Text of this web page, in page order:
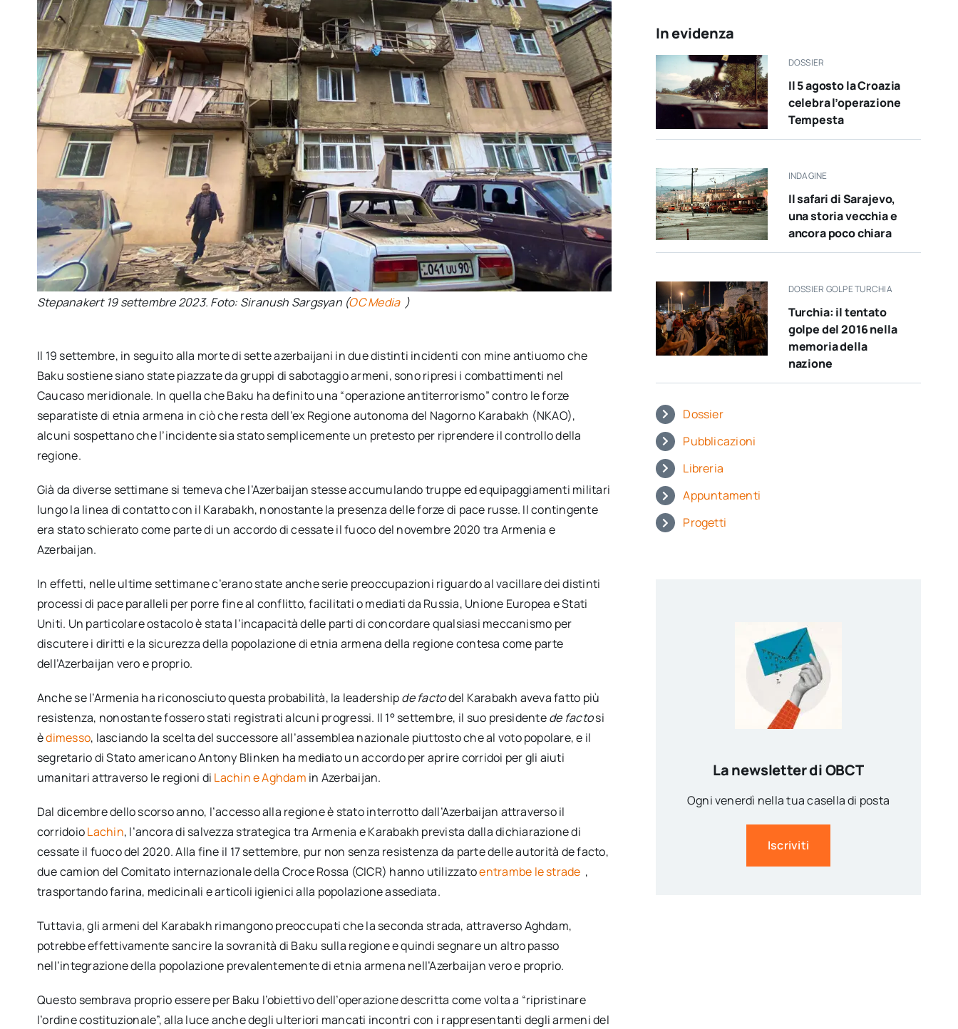
Stepanakert 19 settembre 2023. Foto: Siranush Sargsyan (OC Media )
Il 19 settembre, in seguito alla morte di sette azerbaijani in due distinti incidenti con mine antiuomo che
Baku sostiene siano state piazzate da gruppi di sabotaggio armeni, sono ripresi i combattimenti nel
Caucaso meridionale. In quella che Baku ha definito una “operazione antiterrorismo” contro le forze
separatiste di etnia armena in ciò che resta dell’ex Regione autonoma del Nagorno Karabakh (NKAO),
alcuni sospettano che l’incidente sia stato semplicemente un pretesto per riprendere il controllo della
regione.
Già da diverse settimane si temeva che l’Azerbaijan stesse accumulando truppe ed equipaggiamenti militari
lungo la linea di contatto con il Karabakh, nonostante la presenza delle forze di pace russe. Il contingente
era stato schierato come parte di un accordo di cessate il fuoco del novembre 2020 tra Armenia e
Azerbaijan.
In effetti, nelle ultime settimane c’erano state anche serie preoccupazioni riguardo al vacillare dei distinti
processi di pace paralleli per porre fine al conflitto, facilitati o mediati da Russia, Unione Europea e Stati
Uniti. Un particolare ostacolo è stata l’incapacità delle parti di concordare qualsiasi meccanismo per
discutere i diritti e la sicurezza della popolazione di etnia armena della regione contesa come parte
dell’Azerbaijan vero e proprio.
Anche se l’Armenia ha riconosciuto questa probabilità, la leadershipde factodel Karabakh aveva fatto più
resistenza, nonostante fossero stati registrati alcuni progressi. Il 1° settembre, il suo presidentede factosi
èdimesso, lasciando la scelta del successore all’assemblea nazionale piuttosto che al voto popolare, e il
segretario di Stato americano Antony Blinken ha mediato un accordo per aprire corridoi per gli aiuti
umanitari attraverso le regioni di Lachin e Aghdam in Azerbaijan.
Dal dicembre dello scorso anno, l’accesso alla regione è stato interrotto dall’Azerbaijan attraverso il
corridoioLachin, l’ancora di salvezza strategica tra Armenia e Karabakh prevista dalla dichiarazione di
cessate il fuoco del 2020. Alla fine il 17 settembre, pur non senza resistenza da parte delle autorità de facto,
due camion del Comitato internazionale della Croce Rossa (CICR) hanno utilizzatoentrambe le strade ,
trasportando farina, medicinali e articoli igienici alla popolazione assediata.
Tuttavia, gli armeni del Karabakh rimangono preoccupati che la seconda strada, attraverso Aghdam,
potrebbe effettivamente sancire la sovranità di Baku sulla regione e quindi segnare un altro passo
nell’integrazione della popolazione prevalentemente di etnia armena nell’Azerbaijan vero e proprio.
Questo sembrava proprio essere per Baku l’obiettivo dell’operazione descritta come volta a “ripristinare
l’ordine costituzionale”, alla luce anche degli ulteriori mancati incontri con i rappresentanti degli armeni del
In evidenza
DOSSIER
Il 5 agosto la Croazia
celebra l’operazione
Tempesta
INDAGINE
Il safari di Sarajevo,
una storia vecchia e
ancora poco chiara
DOSSIER GOLPE TURCHIA
Turchia: il tentato
golpe del 2016 nella
memoria della
nazione
Dossier
Pubblicazioni
Libreria
Appuntamenti
Progetti
La newsletter di OBCT
Ogni venerdì nella tua casella di posta
Iscriviti